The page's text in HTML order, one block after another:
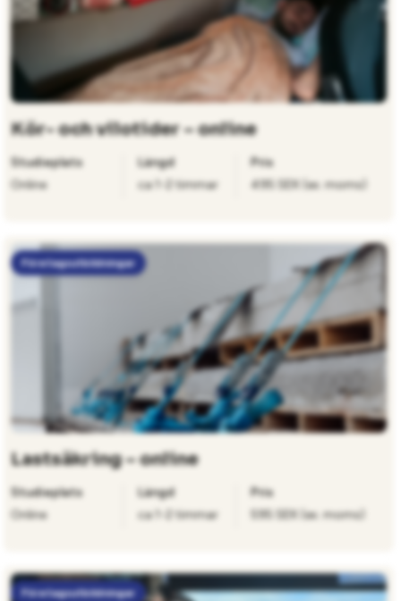
Kör- och vilotider – online
Studieplats
Online
Längd
ca 1-2 timmar
Pris
495 SEK (ex. moms)
Företagsutbildningar
Lastsäkring – online
Studieplats
Online
Längd
ca 1-2 timmar
Pris
595 SEK (ex. moms)
Företagsutbildningar